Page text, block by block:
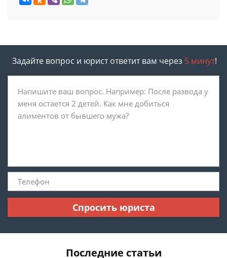
Задайте вопрос и юрист ответит вам через 5 минут!
Спросить юриста
Последние статьи